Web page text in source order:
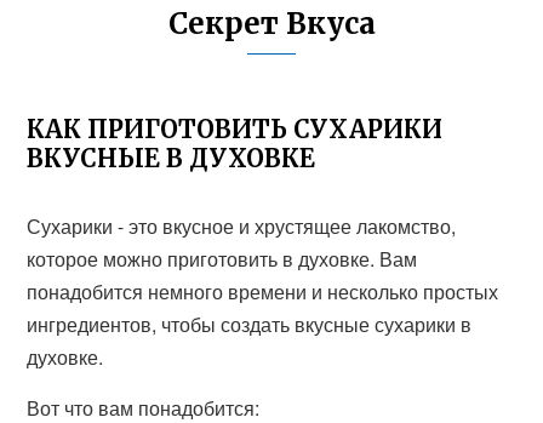
Секрет Вкуса
КАК ПРИГОТОВИТЬ СУХАРИКИ
ВКУСНЫЕ В ДУХОВКЕ
Сухарики - это вкусное и хрустящее лакомство,
которое можно приготовить в духовке. Вам
понадобится немного времени и несколько простых
ингредиентов, чтобы создать вкусные сухарики в
духовке.
Вот что вам понадобится: